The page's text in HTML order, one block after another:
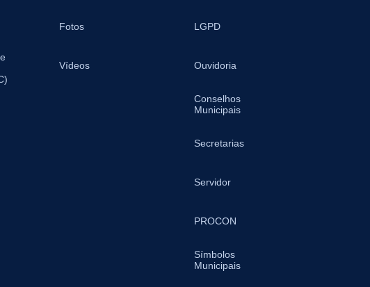
Fotos
Vídeos
LGPD
Ouvidoria
Conselhos
Municipais
Secretarias
Servidor
PROCON
Símbolos
Municipais